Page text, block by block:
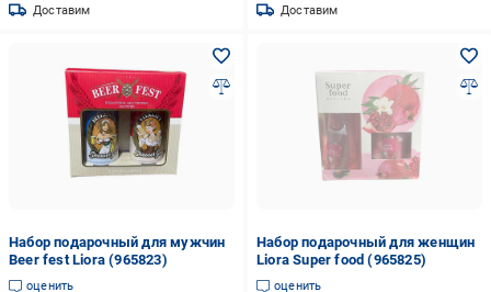
Доставим Доставим
Набор подарочный для мужчин
Beer fest Liora (965823)
оценить
Набор подарочный для женщин
Liora Super food (965825)
оценить